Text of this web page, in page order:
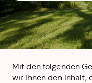
Mit den folgenden
wir Ihnen den Inhalt,